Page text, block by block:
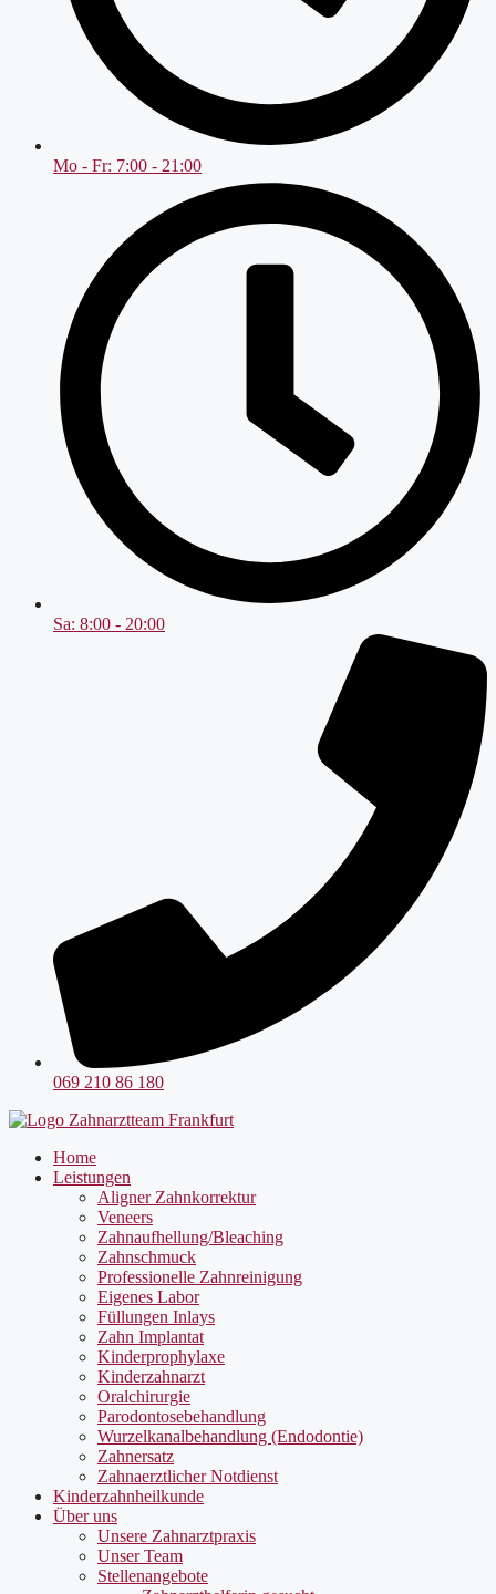
Mo - Fr: 7:00 - 21:00
Sa: 8:00 - 20:00
069 210 86 180
Home
Leistungen
Aligner Zahnkorrektur
Veneers
Zahnaufhellung/Bleaching
Zahnschmuck
Professionelle Zahnreinigung
Eigenes Labor
Füllungen Inlays
Zahn Implantat
Kinderprophylaxe
Kinderzahnarzt
Oralchirurgie
Parodontosebehandlung
Wurzelkanalbehandlung (Endodontie)
Zahnersatz
Zahnaerztlicher Notdienst
Kinderzahnheilkunde
Über uns
Unsere Zahnarztpraxis
Unser Team
Stellenangebote